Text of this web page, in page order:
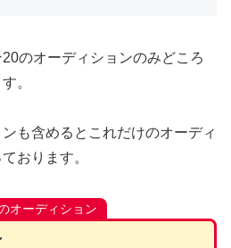
のオーディションのみどころ
。
も含めるとこれだけのオーディ
おります。
オーディション